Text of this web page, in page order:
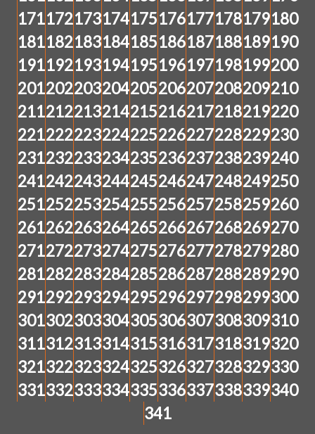
171172173174175176177178179180
181182183184185186187188189190
191192193194195196197198199200
201202203204205206207208209210
211212213214215216217218219220
221222223224225226227228229230
231232233234235236237238239240
241242243244245246247248249250
251252253254255256257258259260
261262263264265266267268269270
271272273274275276277278279280
281282283284285286287288289290
291292293294295296297298299300
301302303304305306307308309310
311312313314315316317318319320
321322323324325326327328329330
331332333334335336337338339340
341